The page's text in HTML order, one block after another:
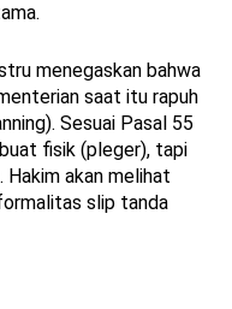
menegaskan bahwa
saat itu rapuh
Sesuai Pasal 55
fisik (pleger), tapi
akan melihat
slip tanda